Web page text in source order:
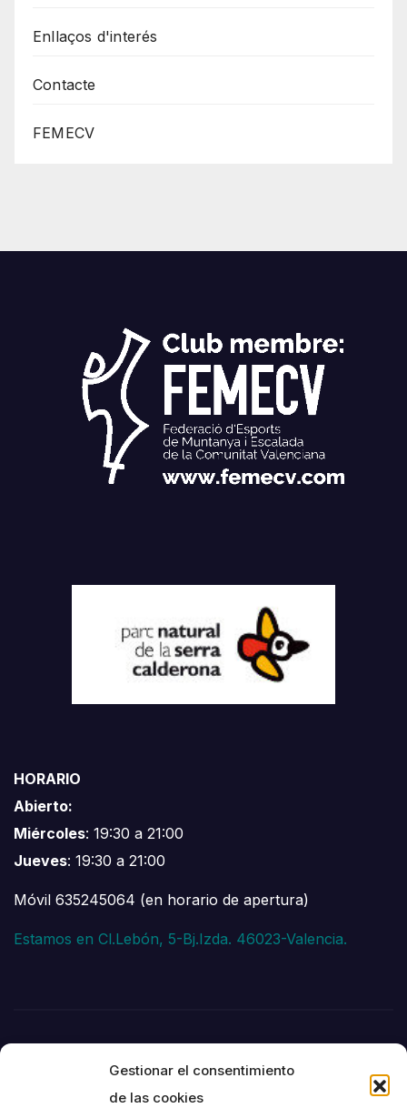
Gestionar el consentimiento
de las cookies
Enllaços d'interés
Contacte
FEMECV
HORARIO
Abierto:
Miércoles: 19:30 a 21:00
Jueves: 19:30 a 21:00
Móvil 635245064 (en horario de apertura)
Estamos en Cl.Lebón, 5-Bj.Izda. 46023-Valencia.